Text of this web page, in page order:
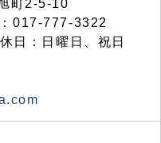
町2-5-10
017-777-3322
日：日曜日、祝日